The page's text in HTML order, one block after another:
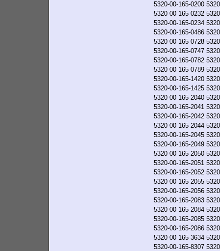
5320-00-165-0200
5320-00-165-0232
5320-00-165-0234
5320-00-165-0486
5320-00-165-0728
5320-00-165-0747
5320-00-165-0782
5320-00-165-0789
5320-00-165-1420
5320-00-165-1425
5320-00-165-2040
5320-00-165-2041
5320-00-165-2042
5320-00-165-2044
5320-00-165-2045
5320-00-165-2049
5320-00-165-2050
5320-00-165-2051
5320-00-165-2052
5320-00-165-2055
5320-00-165-2056
5320-00-165-2083
5320-00-165-2084
5320-00-165-2085
5320-00-165-2086
5320-00-165-3634
5320-00-165-8307